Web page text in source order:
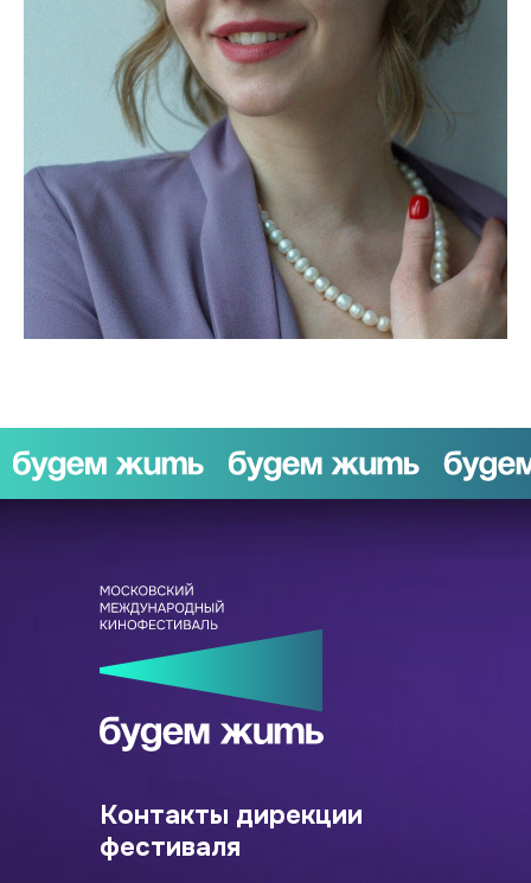
Контакты дирекции
фестиваля